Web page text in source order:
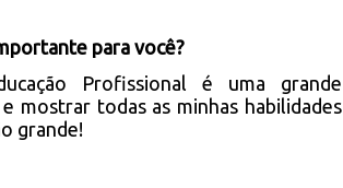
para você?
Profissional é uma grande
mostrar todas as minhas habilidades
grande!